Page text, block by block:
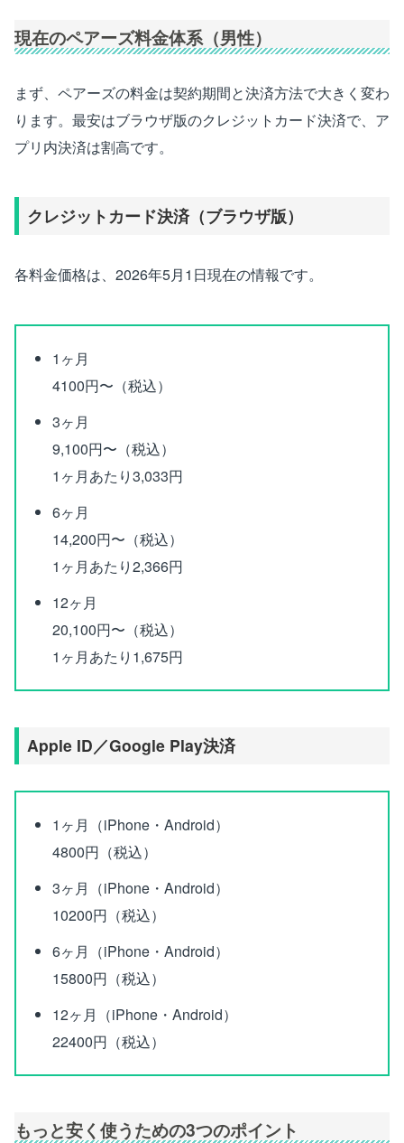
現在のペアーズ料金体系（男性）
まず、ペアーズの料金は契約期間と決済方法で大きく変わ
ります。最安はブラウザ版のクレジットカード決済で、ア
プリ内決済は割高です。
クレジットカード決済（ブラウザ版）
各料金価格は、2026年5月1日現在の情報です。
1ヶ月
4100円〜（税込）
3ヶ月
9,100円〜（税込）
1ヶ月あたり3,033円
6ヶ月
14,200円〜（税込）
1ヶ月あたり2,366円
12ヶ月
20,100円〜（税込）
1ヶ月あたり1,675円
Apple ID／Google Play決済
1ヶ月（iPhone・Android）
4800円（税込）
3ヶ月（iPhone・Android）
10200円（税込）
6ヶ月（iPhone・Android）
15800円（税込）
12ヶ月（iPhone・Android）
22400円（税込）
もっと安く使うための3つのポイント